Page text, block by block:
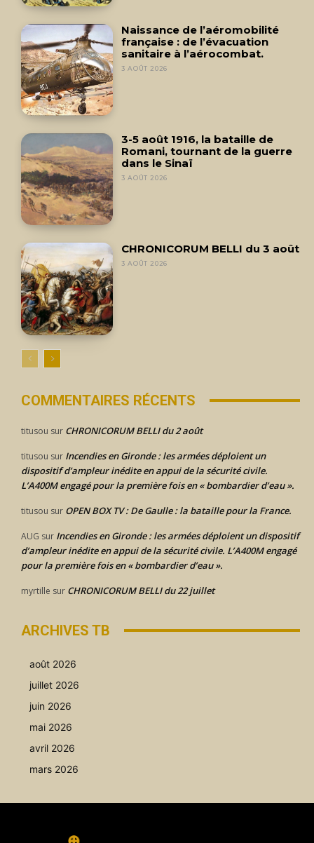
Naissance de l’aéromobilité
française : de l’évacuation
sanitaire à l’aérocombat.
3 AOÛT 2026
3-5 août 1916, la bataille de
Romani, tournant de la guerre
dans le Sinaï
3 AOÛT 2026
CHRONICORUM BELLI du 3 août
3 AOÛT 2026
COMMENTAIRES RÉCENTS
titusou sur CHRONICORUM BELLI du 2 août
titusou sur Incendies en Gironde : les armées déploient un
dispositif d’ampleur inédite en appui de la sécurité civile.
L’A400M engagé pour la première fois en « bombardier d’eau ».
titusou sur OPEN BOX TV : De Gaulle : la bataille pour la France.
AUG sur Incendies en Gironde : les armées déploient un dispositif
d’ampleur inédite en appui de la sécurité civile. L’A400M engagé
pour la première fois en « bombardier d’eau ».
myrtille sur CHRONICORUM BELLI du 22 juillet
ARCHIVES TB
août 2026
juillet 2026
juin 2026
mai 2026
avril 2026
mars 2026